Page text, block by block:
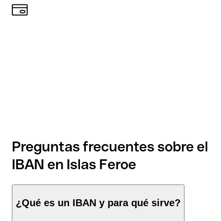
Preguntas frecuentes sobre el
IBAN en Islas Feroe
¿Qué es un IBAN y para qué sirve?